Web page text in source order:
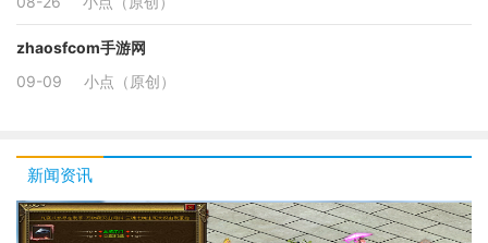
zhaosfcom手游网
09-09
小点（原创）
新闻资讯